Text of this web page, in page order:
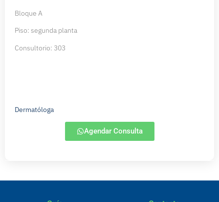
Bloque A
Piso: segunda planta
Consultorio: 303
Dermatóloga
Agendar Consulta